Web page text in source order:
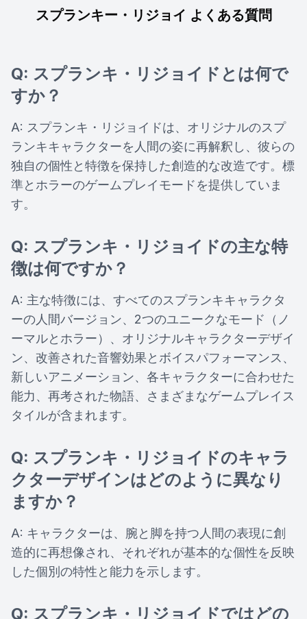
スプランキー・リジョイ よくある質問
Q: スプランキ・リジョイドとは何で
すか？
A: スプランキ・リジョイドは、オリジナルのスプ
ランキキャラクターを人間の姿に再解釈し、彼らの
独自の個性と特徴を保持した創造的な改造です。標
準とホラーのゲームプレイモードを提供していま
す。
Q: スプランキ・リジョイドの主な特
徴は何ですか？
A: 主な特徴には、すべてのスプランキキャラクタ
ーの人間バージョン、2つのユニークなモード（ノ
ーマルとホラー）、オリジナルキャラクターデザイ
ン、改善された音響効果とボイスパフォーマンス、
新しいアニメーション、各キャラクターに合わせた
能力、再考された物語、さまざまなゲームプレイス
タイルが含まれます。
Q: スプランキ・リジョイドのキャラ
クターデザインはどのように異なり
ますか？
A: キャラクターは、腕と脚を持つ人間の表現に創
造的に再想像され、それぞれが基本的な個性を反映
した個別の特性と能力を示します。
Q: スプランキ・リジョイドではどの